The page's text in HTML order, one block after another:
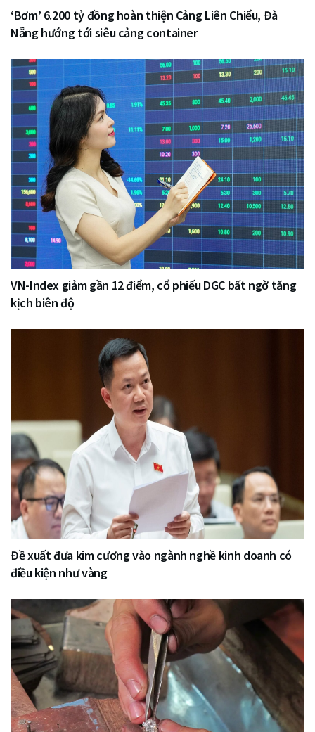
‘Bơm’ 6.200 tỷ đồng hoàn thiện Cảng Liên Chiểu, Đà
Nẵng hướng tới siêu cảng container
VN-Index giảm gần 12 điểm, cổ phiếu DGC bất ngờ tăng
kịch biên độ
Đề xuất đưa kim cương vào ngành nghề kinh doanh có
điều kiện như vàng